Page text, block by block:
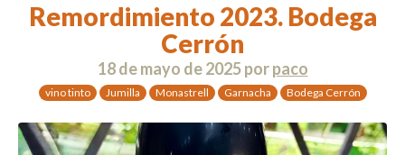
Remordimiento 2023. Bodega
Cerrón
18 de mayo de 2025porpaco
vino tinto Jumilla Monastrell Garnacha Bodega Cerrón